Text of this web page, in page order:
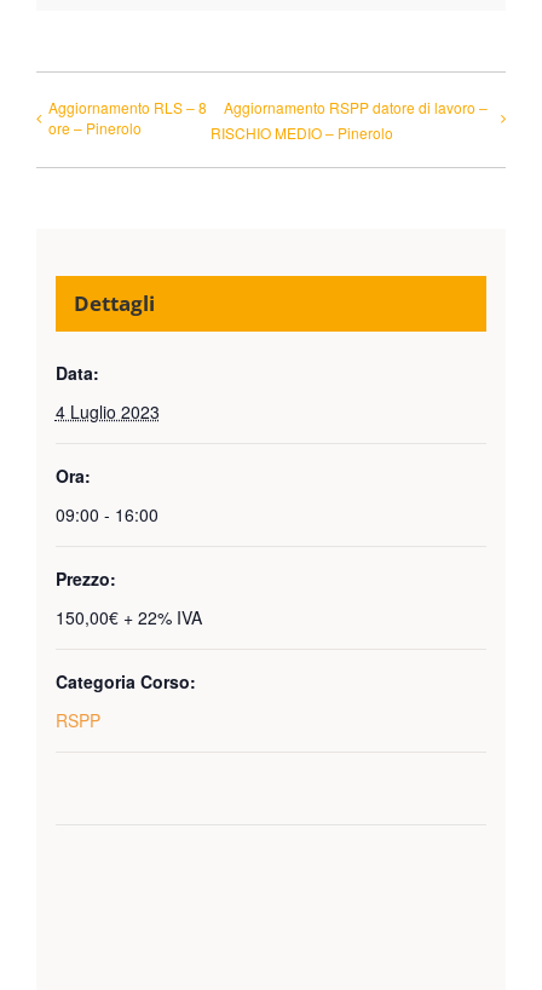
Aggiornamento RLS – 8
ore – Pinerolo
Aggiornamento RSPP datore di lavoro –
RISCHIO MEDIO – Pinerolo
Dettagli
Data:
4 Luglio 2023
Ora:
09:00 - 16:00
Prezzo:
150,00€ + 22% IVA
Categoria Corso:
RSPP